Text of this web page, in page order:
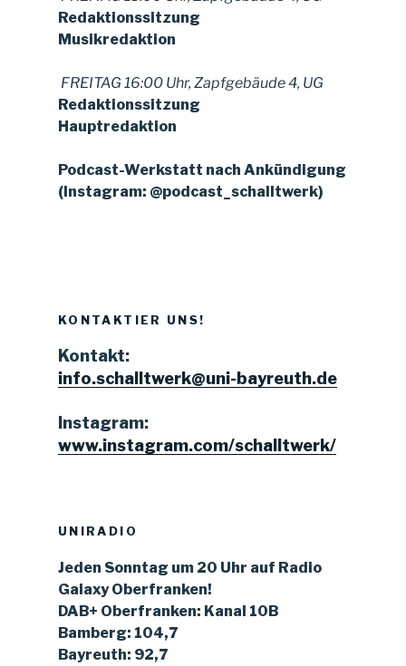
Redaktionssitzung
Musikredaktion
FREITAG 16:00 Uhr, Zapfgebäude 4, UG
Redaktionssitzung
Hauptredaktion
Podcast-Werkstatt nach Ankündigung
(Instagram: @podcast_schalltwerk)
KONTAKTIER UNS!
Kontakt:
info.schalltwerk@uni-bayreuth.de
Instagram:
www.instagram.com/schalltwerk/
UNIRADIO
Jeden Sonntag um 20 Uhr auf Radio
Galaxy Oberfranken!
DAB+ Oberfranken: Kanal 10B
Bamberg: 104,7
Bayreuth: 92,7